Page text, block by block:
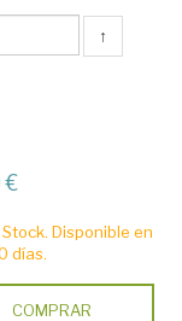
↑
€
Stock. Disponible en
días.
COMPRAR